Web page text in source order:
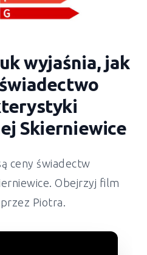
wyjaśnia, jak
Skierniewice
ceny świadectw
. Obejrzyj film
Piotra.